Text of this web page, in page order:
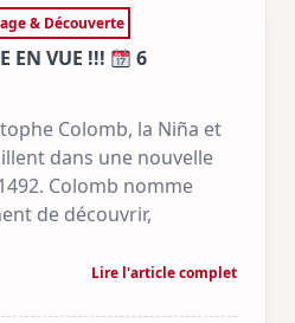
& Découverte
EN VUE !!!
6
Colomb, la Niña et
dans une nouvelle
Colomb nomme
de découvrir,
Lire l'article complet